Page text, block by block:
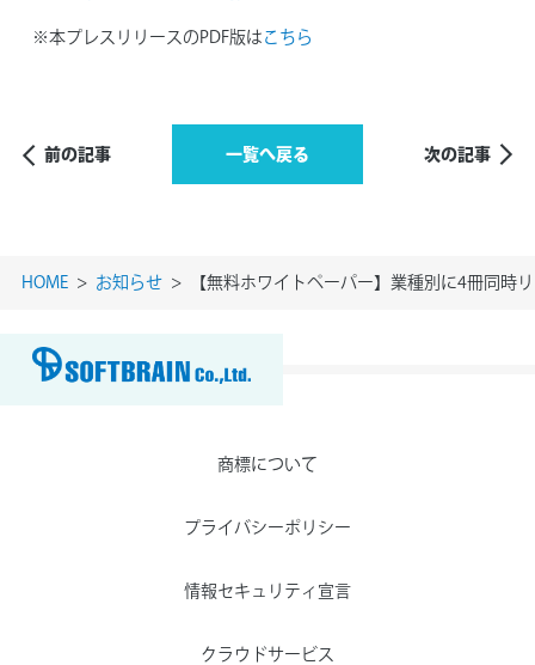
※本プレスリリースのPDF版は こちら
前の記事 一覧へ戻る 次の記事
HOME お知らせ 【無料ホワイトペーパー】業種別に4冊同時
商標について
プライバシーポリシー
情報セキュリティ宣言
クラウドサービス